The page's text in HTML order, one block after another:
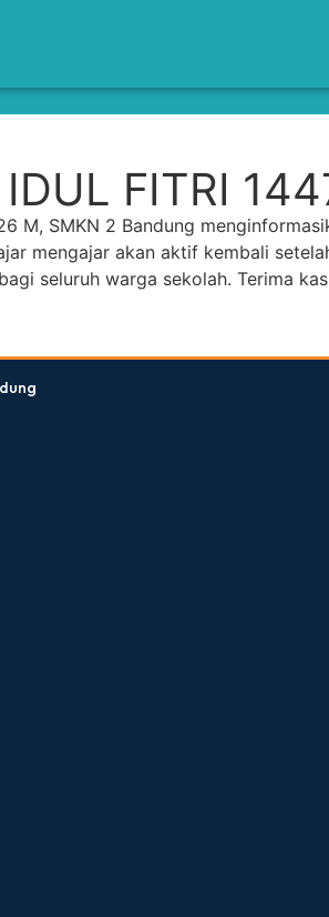
IDUL FITRI
M, SMKN 2 Bandung
mengajar akan aktif kembali
seluruh warga sekolah. Terima